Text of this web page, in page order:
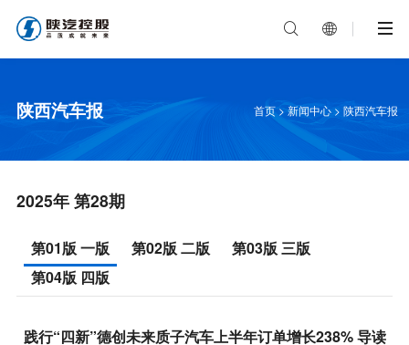
 
陕西汽车报 首页 > 新闻中心 > 陕西汽车报
2025年 第28期
第01版 一版 第02版 二版
第03版 三版
第04版 四版
践行“四新”德创未来质子汽车上半年订单增长238% 导读